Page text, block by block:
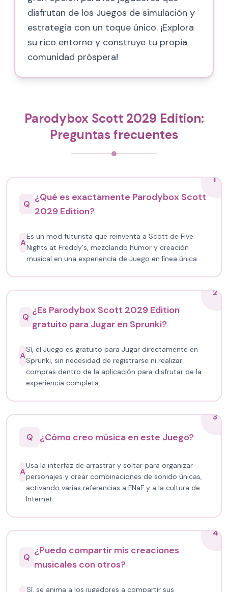
disfrutan de los Juegos de simulación y
estrategia con un toque único. ¡Explora
su rico entorno y construye tu propia
comunidad próspera!
Parodybox Scott 2029 Edition:
Preguntas frecuentes
1
Q
¿Qué es exactamente Parodybox Scott
2029 Edition?
A
Es un mod futurista que reinventa a Scott de Five
Nights at Freddy's, mezclando humor y creación
musical en una experiencia de Juego en línea única.
2
Q
¿Es Parodybox Scott 2029 Edition
gratuito para Jugar en Sprunki?
A
Sí, el Juego es gratuito para Jugar directamente en
Sprunki, sin necesidad de registrarse ni realizar
compras dentro de la aplicación para disfrutar de la
experiencia completa.
3
Q
¿Cómo creo música en este Juego?
A
Usa la interfaz de arrastrar y soltar para organizar
personajes y crear combinaciones de sonido únicas,
activando varias referencias a FNaF y a la cultura de
Internet.
4
Q
¿Puedo compartir mis creaciones
musicales con otros?
Sí, se anima a los jugadores a compartir sus